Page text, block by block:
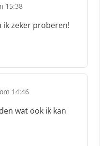
15:38
ik zeker proberen!
14:46
wat ook ik kan